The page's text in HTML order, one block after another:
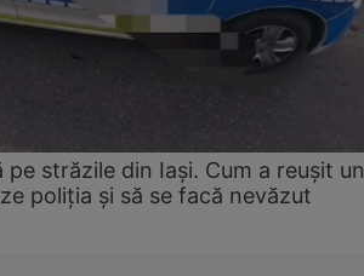
pe străzile din Iași. Cum a reușit un
poliția și să se facă nevăzut